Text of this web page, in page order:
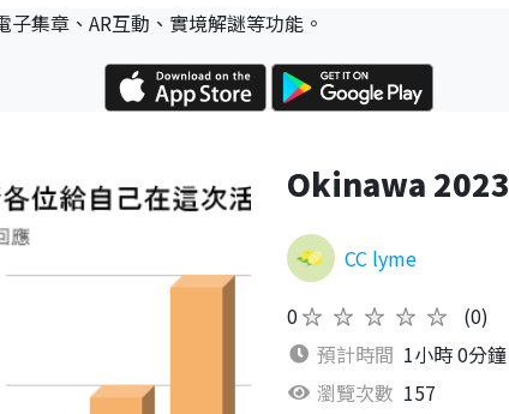
集章、AR互動、實境解謎等功能。
Okinawa 2023
CC lyme
0★★★★★
(0)
預計時間 1小時 0分鐘
瀏覽次數 157